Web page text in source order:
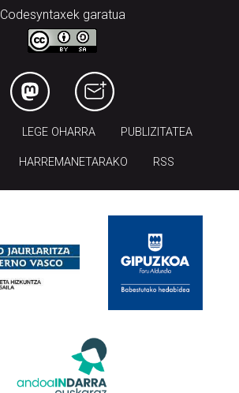
Codesyntaxek garatua
LEGE OHARRA PUBLIZITATEA
HARREMANETARAKO RSS